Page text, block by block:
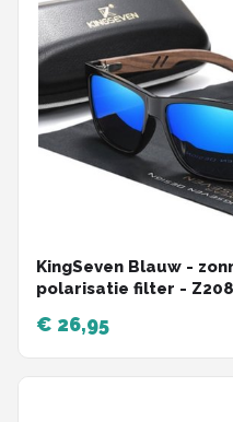
KingSeven Blauw -
polarisatie filter - Z208
€ 26,95